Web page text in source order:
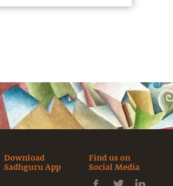
Download
Sadhguru App
Find us on
Social Media